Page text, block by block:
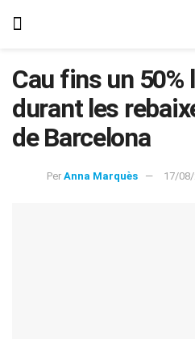
Cau fins un 50%
durant les
de Barcelona
Per Anna Marquès 17/08/